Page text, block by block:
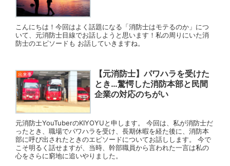
こんにちは！今回はよく話題になる「消防士はモテるのか」につ
いて、元消防士目線でお話しようと思います！私の周りにいた消
防士のエピソードも お話していきますね。
出来事
【元消防士】パワハラを受けた
とき…驚愕した消防本部と民間
企業の対応のちがい
元消防士YouTuberのKIYOYUと申します。 今回は、私が消防士だ
ったとき、職場でパワハラを受け、長期休暇を経た後に、消防本
部に呼び出されたときのエピソードについてお話しします。 今で
こそ明るく話せますが、当時、幹部職員から言われた一言は私の
心をさらに窮地に追いやりました。